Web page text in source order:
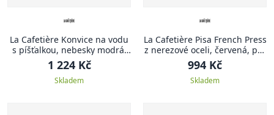
La Cafetière Konvice na vodu
s píšťalkou, nebesky modrá,
1.6 l
1 224 Kč
Skladem
La Cafetière Pisa French Press
z nerezové oceli, červená, pro
8 šálků
994 Kč
Skladem